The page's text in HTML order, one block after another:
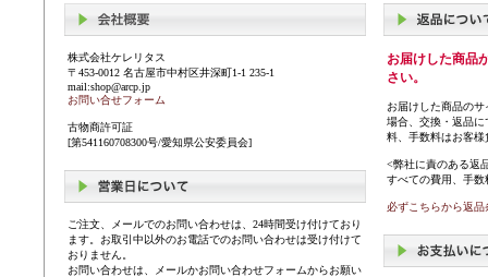
株式会社ケレリタス
〒453-0012 名古屋市中村区井深町1-1 235-1
mail:shop@arcp.jp
お問い合せフォーム
古物商許可証
[第541160708300号/愛知県公安委員会]
ご注文、メールでのお問い合わせは、24時間受け付けており
ます。お取引中以外のお電話でのお問い合わせは受け付けて
おりません。
お問い合わせは、メールかお問い合わせフォームからお願い
お届けした商品
さい。
お届けした商品の
場合、交換・返品
料、手数料はお客
<弊社に責のある返
すべての費用、手
必ずこちらから返